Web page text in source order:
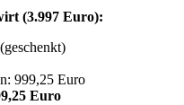
(3.997 Euro):
999,25 Euro
Euro